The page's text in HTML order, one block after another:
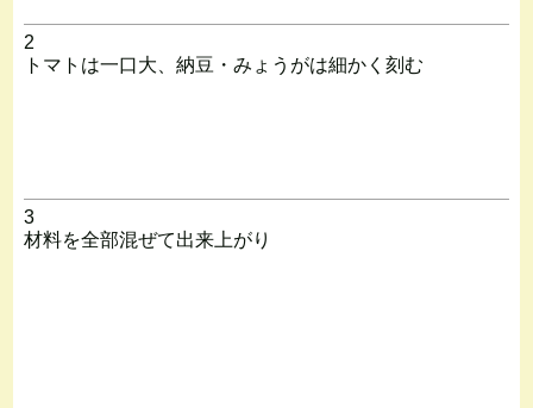
2
トマトは一口大、納豆・みょうがは細かく刻む
3
材料を全部混ぜて出来上がり